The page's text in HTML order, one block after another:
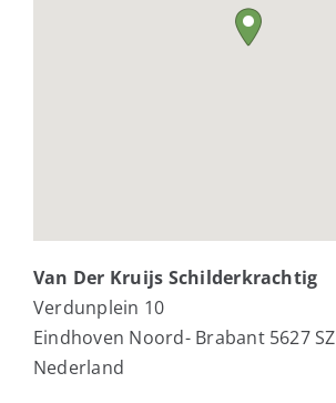
Van Der Kruijs Schilderkrachtig
Verdunplein 10
Eindhoven Noord- Brabant 5627 SZ
Nederland